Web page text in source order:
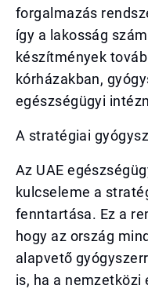
forgalmazás
így a lakosság
készítmények
kórházakban,
egészségügyi
A stratégiai
Az UAE
kulcseleme a
fenntartása. Ez a
hogy az ország
alapvető
is, ha a nemzetközi